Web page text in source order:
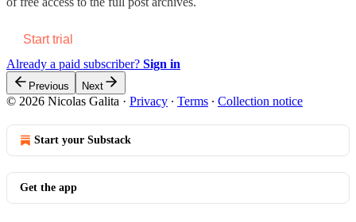
Start trial
Already a paid subscriber? Sign in
Previous Next
© 2026 Nicolas Galita · Privacy ∙ Terms ∙ Collection notice
Start your Substack
Get the app